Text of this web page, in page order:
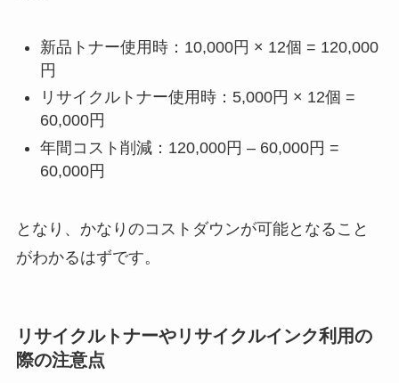
新品トナー使用時：10,000円 × 12個 = 120,000
円
リサイクルトナー使用時：5,000円 × 12個 =
60,000円
年間コスト削減：120,000円 – 60,000円 =
60,000円
となり、かなりのコストダウンが可能となること
がわかるはずです。
リサイクルトナーやリサイクルインク利用の
際の注意点